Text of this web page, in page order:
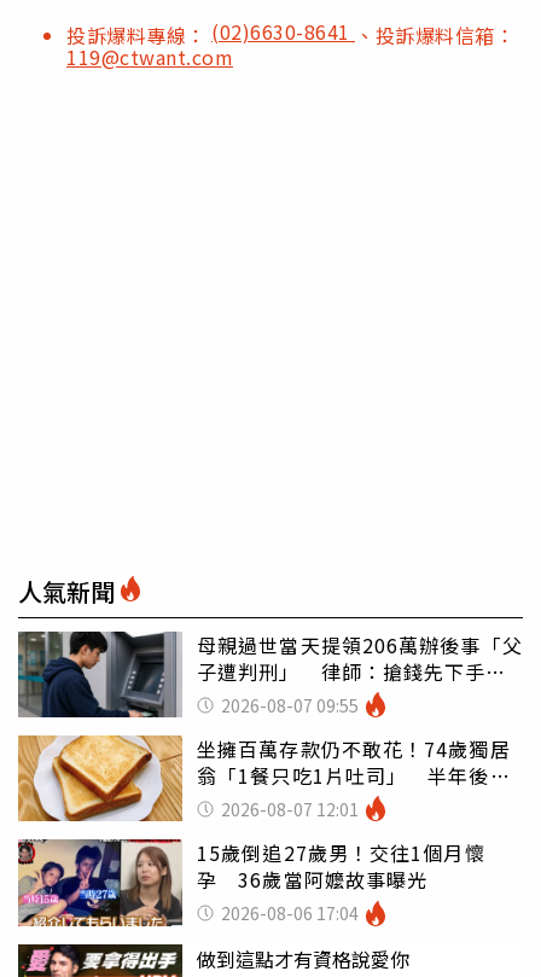
投訴爆料專線： (02)6630-8641 、投訴爆料信箱：
119@ctwant.com
人氣新聞
母親過世當天提領206萬辦後事「父
子遭判刑」 律師：搶錢先下手是
罪 2026-08-07 09:55
坐擁百萬存款仍不敢花！74歲獨居
翁「1餐只吃1片吐司」 半年後暴
瘦嚇壞女兒
2026-08-07 12:01
15歲倒追27歲男！交往1個月懷
孕 36歲當阿嬤故事曝光
2026-08-06 17:04
做到這點才有資格說愛你